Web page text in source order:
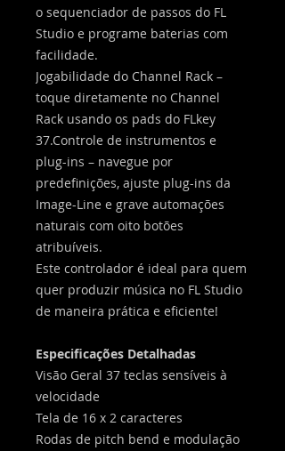
o sequenciador de passos do FL
Studio e programe baterias com
facilidade.
Jogabilidade do Channel Rack –
toque diretamente no Channel
Rack usando os pads do FLkey
37.Controle de instrumentos e
plug-ins – navegue por
predefinições, ajuste plug-ins da
Image-Line e grave automações
naturais com oito botões
atribuíveis.
Este controlador é ideal para quem
quer produzir música no FL Studio
de maneira prática e eficiente!
Especificações Detalhadas
Visão Geral 37 teclas sensíveis à
velocidade
Tela de 16 x 2 caracteres
Rodas de pitch bend e modulação